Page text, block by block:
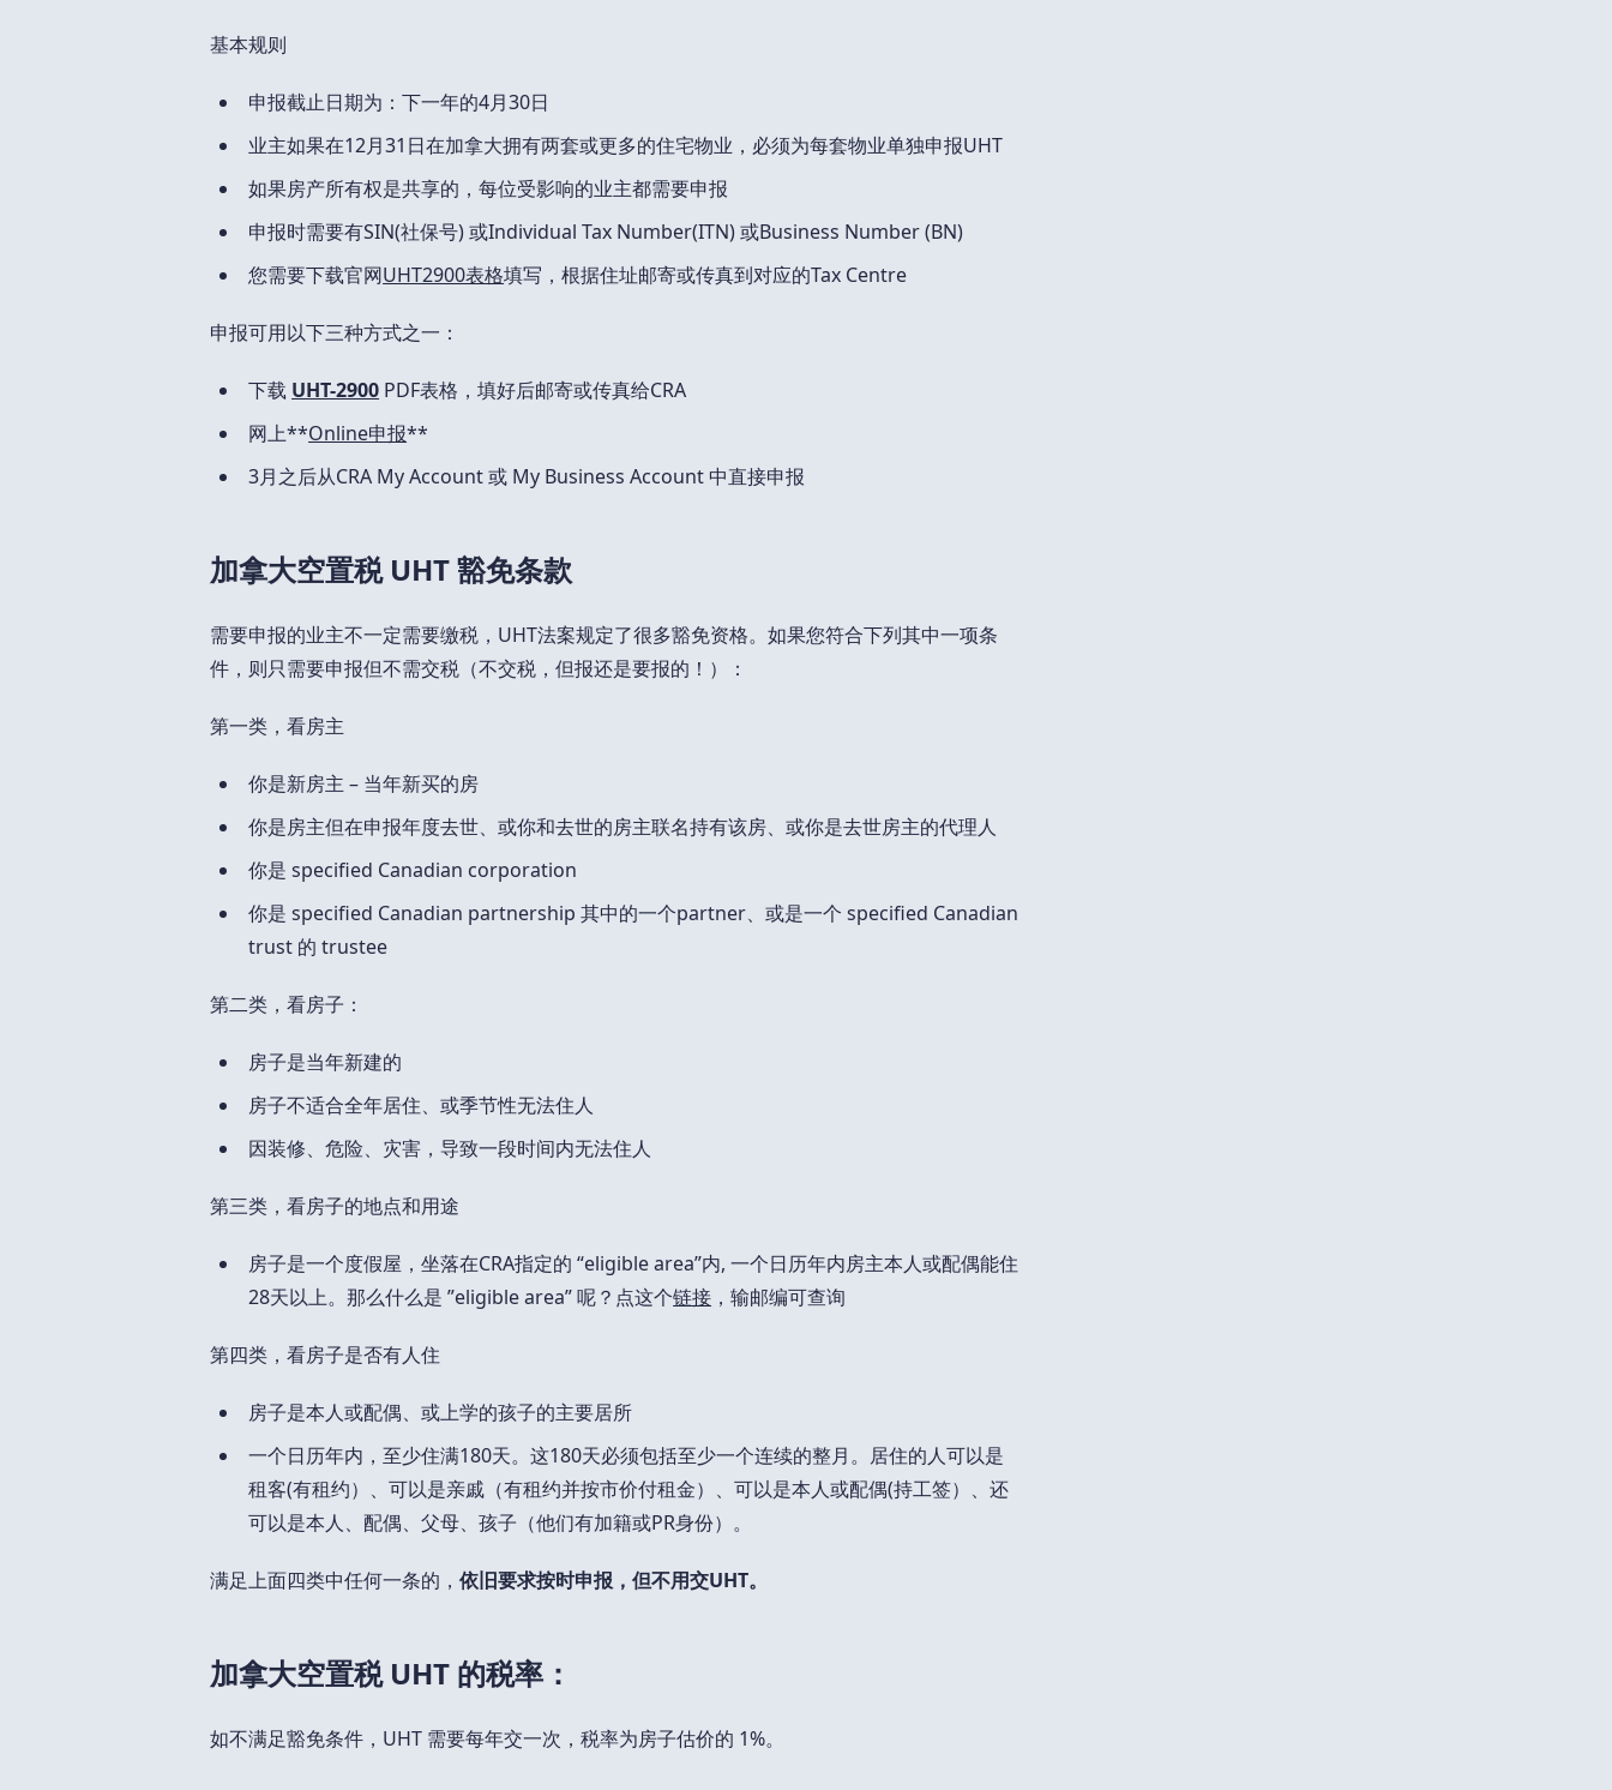
基本规则
申报截止日期为：下一年的4月30日
业主如果在12月31日在加拿大拥有两套或更多的住宅物业，必须为每套物业单独申报UHT
如果房产所有权是共享的，每位受影响的业主都需要申报
申报时需要有SIN(社保号) 或Individual Tax Number(ITN) 或Business Number (BN)
您需要下载官网UHT2900表格填写，根据住址邮寄或传真到对应的Tax Centre
申报可用以下三种方式之一：
下载 UHT-2900 PDF表格，填好后邮寄或传真给CRA
网上**Online申报**
3月之后从CRA My Account 或 My Business Account 中直接申报
加拿大空置税 UHT 豁免条款
需要申报的业主不一定需要缴税，UHT法案规定了很多豁免资格。如果您符合下列其中一项条
件，则只需要申报但不需交税（不交税，但报还是要报的！）：
第一类，看房主
你是新房主 – 当年新买的房
你是房主但在申报年度去世、或你和去世的房主联名持有该房、或你是去世房主的代理人
你是 specified Canadian corporation
你是 specified Canadian partnership 其中的一个partner、或是一个 specified Canadian
trust 的 trustee
第二类，看房子：
房子是当年新建的
房子不适合全年居住、或季节性无法住人
因装修、危险、灾害，导致一段时间内无法住人
第三类，看房子的地点和用途
房子是一个度假屋，坐落在CRA指定的 “eligible area”内, 一个日历年内房主本人或配偶能住
28天以上。那么什么是 ”eligible area” 呢？点这个链接 ，输邮编可查询
第四类，看房子是否有人住
房子是本人或配偶、或上学的孩子的主要居所
一个日历年内，至少住满180天。这180天必须包括至少一个连续的整月。居住的人可以是
租客(有租约）、可以是亲戚（有租约并按市价付租金）、可以是本人或配偶(持工签）、还
可以是本人、配偶、父母、孩子（他们有加籍或PR身份）。
满足上面四类中任何一条的，依旧要求按时申报，但不用交UHT。
加拿大空置税 UHT 的税率：
如不满足豁免条件，UHT 需要每年交一次，税率为房子估价的 1%。